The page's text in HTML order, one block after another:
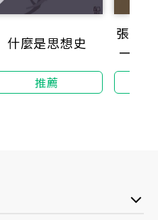
什麼是思想史
推薦
張忠
一九